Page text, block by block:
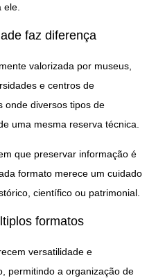
faz diferença
valorizada por museus,
e centros de
diversos tipos de
uma mesma reserva técnica.
que preservar informação é
formato merece um cuidado
científico ou patrimonial.
formatos
versatilidade e
permitindo a organização de